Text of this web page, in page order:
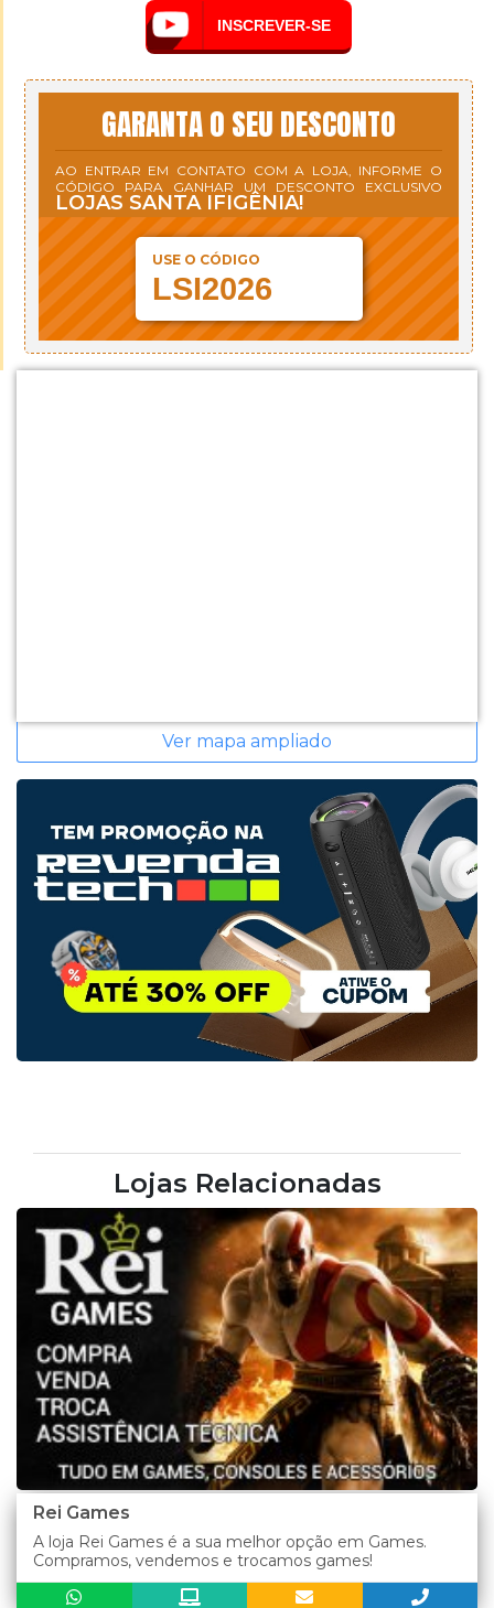
INSCREVER-SE
GARANTA O SEU DESCONTO
AO ENTRAR EM CONTATO COM A LOJA, INFORME O
CÓDIGO PARA GANHAR UM DESCONTO EXCLUSIVO
LOJAS SANTA IFIGÊNIA!
USE O CÓDIGO
LSI2026
Ver mapa ampliado
Lojas Relacionadas
Rei Games
A loja Rei Games é a sua melhor opção em Games.
Compramos, vendemos e trocamos games!